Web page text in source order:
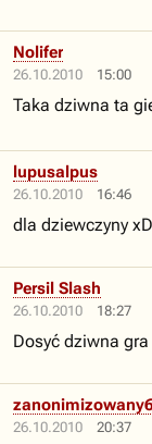
26.10.2010 15:00
Nolifer
Taka dziwna ta
26.10.2010 16:46
lupusalpus
dla dziewczyny
26.10.2010 18:27
Persil Slash
Dosyć dziwna
26.10.2010 20:37